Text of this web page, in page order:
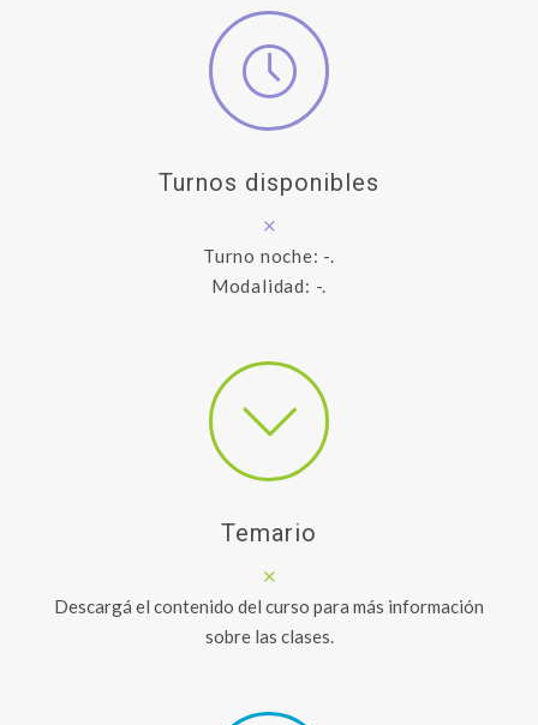
Turnos disponibles
Turno noche: -.
Modalidad: -.
Temario
Descargá el contenido del curso para más información
sobre las clases.